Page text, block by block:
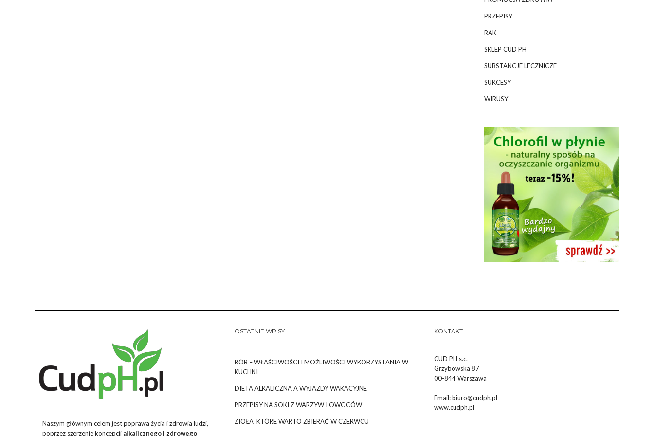
PRZEPISY
RAK
SKLEP CUD PH
SUBSTANCJE LECZNICZE
SUKCESY
WIRUSY
Naszym głównym celem jest poprawa życia i zdrowia ludzi,
poprzez szerzenie koncepcji alkalicznego i zdrowego
OSTATNIE WPISY
BÓB – WŁAŚCIWOŚCI I MOŻLIWOŚCI WYKORZYSTANIA W
KUCHNI
DIETA ALKALICZNA A WYJAZDY WAKACYJNE
PRZEPISY NA SOKI Z WARZYW I OWOCÓW
ZIOŁA, KTÓRE WARTO ZBIERAĆ W CZERWCU
KONTAKT
CUD PH s.c.
Grzybowska 87
00-844 Warszawa
Email:biuro@cudph.pl
www.cudph.pl